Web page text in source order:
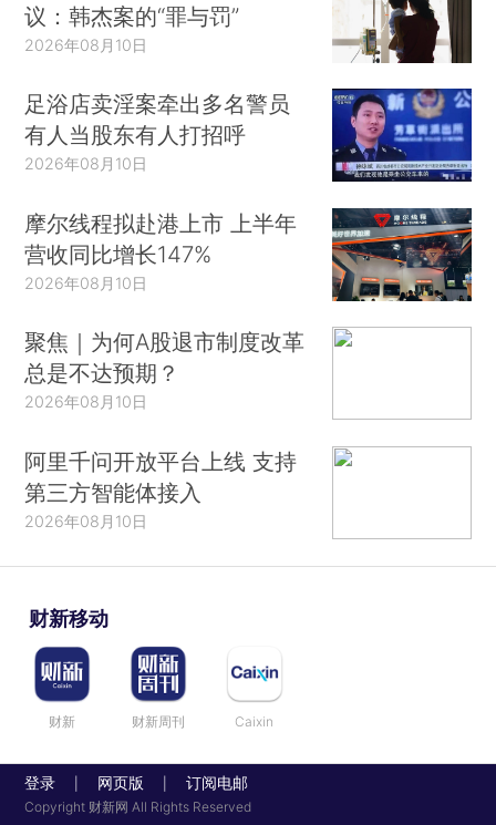
议：韩杰案的“罪与罚”
2026年08月10日
足浴店卖淫案牵出多名警员
有人当股东有人打招呼
2026年08月10日
摩尔线程拟赴港上市 上半年
营收同比增长147%
2026年08月10日
聚焦｜为何A股退市制度改革
总是不达预期？
2026年08月10日
阿里千问开放平台上线 支持
第三方智能体接入
2026年08月10日
财新移动
财新 财新周刊 Caixin
登录 网页版 订阅电邮
Copyright 财新网 All Rights Reserved